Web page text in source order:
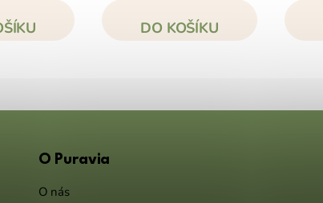
DO KOŠÍKU
O Puravia
O nás